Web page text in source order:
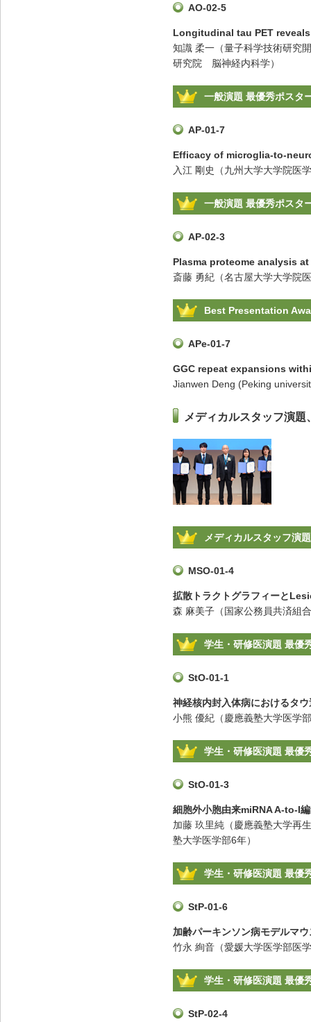
AO-02-5
Longitudinal tau PET
知識 柔一（量子科学技術研
研究院 脳神経内科学）
一般演題 最優秀ポスタ
AP-01-7
Efficacy of microglia-to-
入江 剛史（九州大学大学院医
一般演題 最優秀ポスタ
AP-02-3
Plasma proteome analysis
斎藤 勇紀（名古屋大学大学院
Best Presentation
APe-01-7
GGC repeat expansions
Jianwen Deng (Peking
メディカルスタッフ演
メディカルスタッフ演
MSO-01-4
拡散トラクトグラフィーと
森 麻美子（国家公務員共済組
学生・研修医演題 最優
StO-01-1
神経核内封入体病におけるタ
小熊 優紀（慶應義塾大学医学
学生・研修医演題 最優
StO-01-3
細胞外小胞由来miRNA A-to-I
加藤 玖里純（慶應義塾大学再
塾大学医学部6年）
学生・研修医演題 最優
StP-01-6
加齢パーキンソン病モデルマ
竹永 絢音（愛媛大学医学部医
学生・研修医演題 最優
StP-02-4